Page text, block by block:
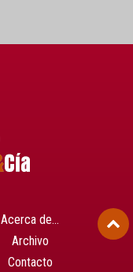
Acerca de…
Archivo
Contacto